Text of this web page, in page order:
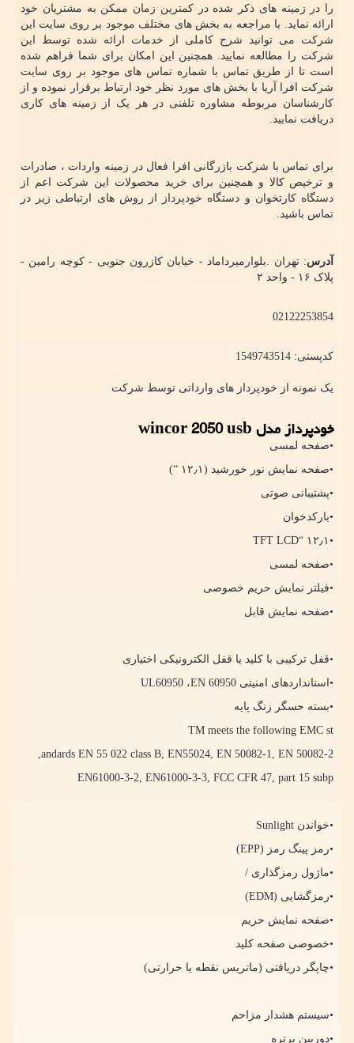
را در زمینه های ذکر شده در کمترین زمان ممکن به مشتریان خود
ارائه نماید. با مراجعه به بخش های مختلف موجود بر روی سایت این
شرکت می توانید شرح کاملی از خدمات ارائه شده توسط این
شرکت را مطالعه نمایید. همچنین این امکان برای شما فراهم شده
است تا از طریق تماس با شماره تماس های موجود بر روی سایت
شرکت افرا آریا با بخش های مورد نظر خود ارتباط برقرار نموده و از
کارشناسان مربوطه مشاوره تلفنی در هر یک از زمینه های کاری
دریافت نمایید.
برای تماس با شرکت بازرگانی افرا فعال در زمینه واردات ، صادرات
و ترخیص کالا و همچنین برای خرید محصولات این شرکت اعم از
دستگاه کارتخوان و دستگاه خودپرداز از روش های ارتباطی زیر در
تماس باشید.
آدرس: تهران .بلوارمیرداماد - خیابان کازرون جنوبی - کوچه رامین -
پلاک ۱۶ - واحد ۲
02122253854
کدپستی: 1549743514
یک نمونه از خودپرداز های وارداتی توسط شرکت
خودپرداز مدلwincor 2050 usb
•صفحه لمسی
•صفحه نمایش نور خورشید (۱۲٫۱ “)
•پشتیبانی صوتی
•بارکدخوان
•۱۲٫۱ “
TFT LCD
•صفحه لمسی
•فیلتر نمایش حریم خصوصی
•صفحه نمایش قابل
•قفل ترکیبی با کلید یا قفل الکترونیکی اختیاری
•استانداردهای امنیتی EN 60950، UL60950
•بسته حسگر زنگ پایه
TM meets the following EMC st
andards EN 55 022 class B, EN55024, EN 50082-1, EN 50082-2
,
EN61000-3-2, EN61000-3-3, FCC CFR 47, part 15 subp
•خواندن Sunlight
•رمز پینگ رمز (EPP
)
•ماژول رمزگذاری /
•رمزگشایی (EDM
)
•صفحه نمایش حریم
•خصوصی صفحه کلید
•چاپگر دریافتی (ماتریس نقطه یا حرارتی)
•سیستم هشدار مزاحم
•دوربین پرتره